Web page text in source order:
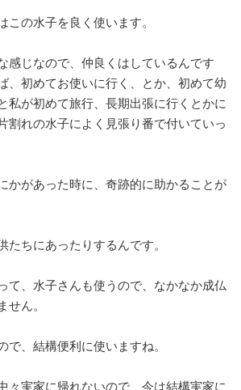
この水子を良く使います。
感じなので、仲良くはしているんです
、初めてお使いに行く、とか、初めて幼
私が初めて旅行、長期出張に行くとかに
割れの水子によく見張り番で付いていっ
かがあった時に、奇跡的に助かることが
たちにあったりするんです。
て、水子さんも使うので、なかなか成仏
せん。
で、結構便利に使いますね。
々実家に帰れないので、今は結構実家に